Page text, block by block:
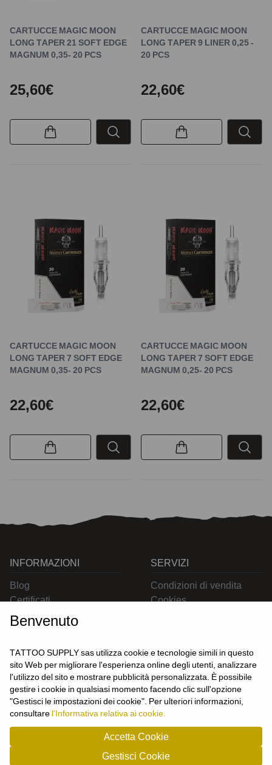
CARTUCCE MAGIC MOON
LONG TAPER 21 SOFT EDGE
MAGNUM 0,35- 20 PCS
25,60€
CARTUCCE MAGIC MOON
LONG TAPER 9 LINER 0,25 -
20 PCS
22,60€
CARTUCCE MAGIC MOON
LONG TAPER 7 SOFT EDGE
MAGNUM 0,35- 20 PCS
22,60€
CARTUCCE MAGIC MOON
LONG TAPER 7 SOFT EDGE
MAGNUM 0,25- 20 PCS
22,60€
CONTATTACI
INFORMAZIONI
Blog
Certificati
Contatti
SERVIZI
Condizioni di vendita
Cookies
UTENTE
Login
Registrati
Benvenuto
TATTOO SUPPLY sas utilizza cookie e tecnologie simili in questo
sito Web per migliorare l'esperienza online degli utenti, analizzare
l'utilizzo del sito e mostrare pubblicità personalizzata. È possibile
gestire i cookie in qualsiasi momento facendo clic sull'opzione
"Gestisci le impostazioni dei cookie". Per ulteriori informazioni,
consultare l'Informativa relativa ai cookie.
Accetta Cookie
Gestisci Cookie